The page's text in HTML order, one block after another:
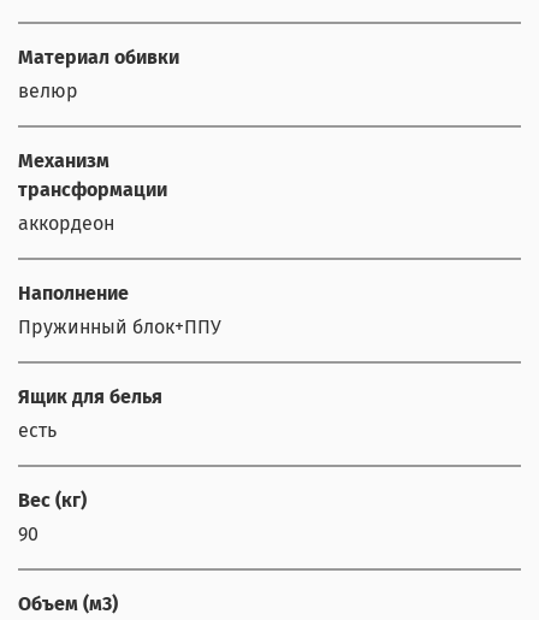
Материал обивки
велюр
Механизм
трансформации
аккордеон
Наполнение
Пружинный блок+ППУ
Ящик для белья
есть
Вес (кг)
90
Объем (м3)